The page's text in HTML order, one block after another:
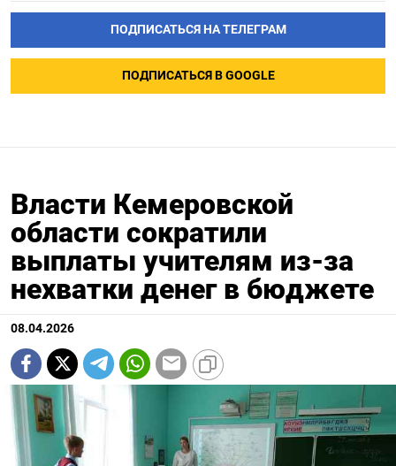
ПОДПИСАТЬСЯ НА ТЕЛЕГРАМ
ПОДПИСАТЬСЯ В GOOGLE
Власти Кемеровской
области сократили
выплаты учителям из-за
нехватки денег в бюджете
08.04.2026